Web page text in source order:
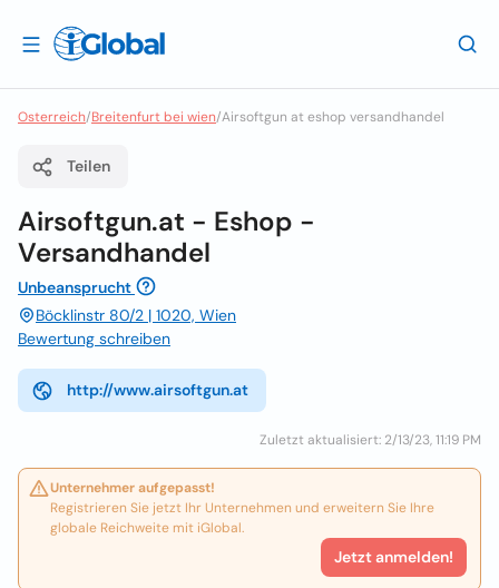
Osterreich/Breitenfurt bei wien/Airsoftgun at eshop versandhandel
Teilen
Airsoftgun.at - Eshop -
Versandhandel
Unbeansprucht
Böcklinstr 80/2 | 1020, Wien
Bewertung schreiben
http://www.airsoftgun.at
Zuletzt aktualisiert: 2/13/23, 11:19 PM
Unternehmer aufgepasst!
Registrieren Sie jetzt Ihr Unternehmen und erweitern Sie Ihre
globale Reichweite mit iGlobal.
Jetzt anmelden!